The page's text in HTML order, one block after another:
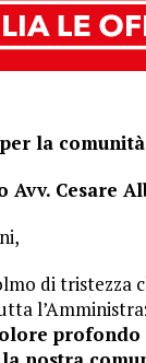
la
Avv. Cesare
di tristezza
profondo